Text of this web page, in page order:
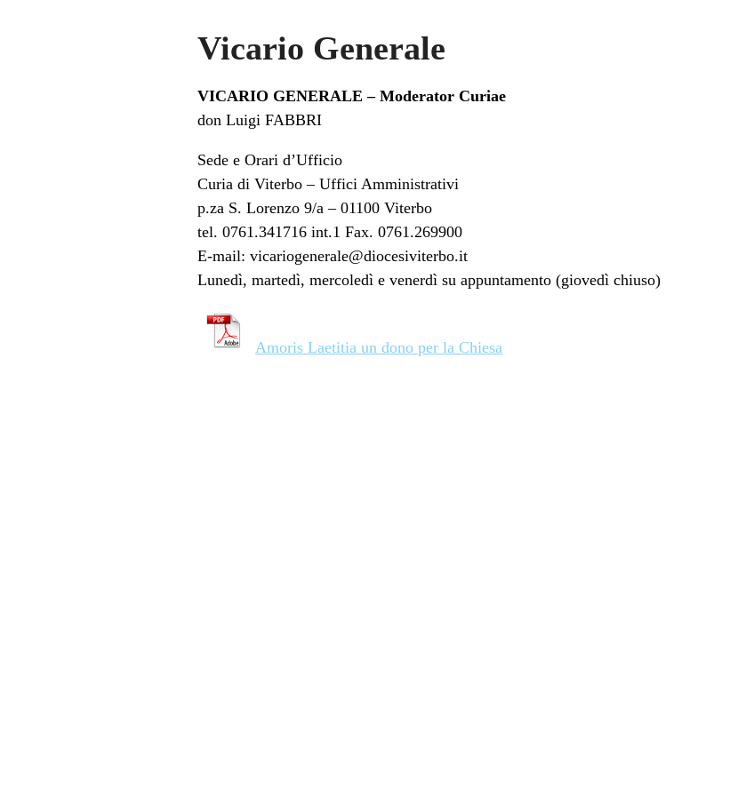
Vicario Generale
VICARIO GENERALE – Moderator Curiae
don Luigi FABBRI
Sede e Orari d’Ufficio
Curia di Viterbo – Uffici Amministrativi
p.za S. Lorenzo 9/a – 01100 Viterbo
tel. 0761.341716 int.1 Fax. 0761.269900
E-mail: vicariogenerale@diocesiviterbo.it
Lunedì, martedì, mercoledì e venerdì su appuntamento (giovedì chiuso)
Amoris Laetitia un dono per la Chiesa